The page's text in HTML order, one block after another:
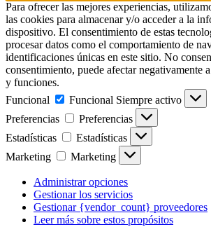
Para ofrecer las mejores experiencias,
las cookies para almacenar y/o acceder a la
dispositivo. El consentimiento de estas
procesar datos como el comportamiento de
identificaciones únicas en este sitio. No
consentimiento, puede afectar negativamente
y funciones.
Funcional
Funcional Siempre activo
Preferencias
Preferencias
Estadísticas
Estadísticas
Marketing
Marketing
Administrar opciones
Gestionar los servicios
Gestionar {vendor_count} proveedores
Leer más sobre estos propósitos